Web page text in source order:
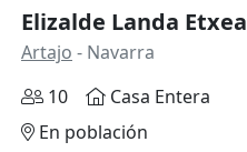
Elizalde Landa Etxea
Artajo - Navarra
10
Casa Entera
En población